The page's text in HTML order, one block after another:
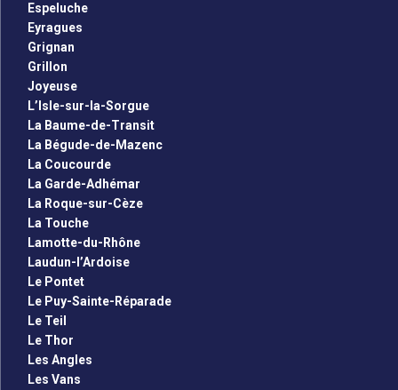
Espeluche
Eyragues
Grignan
Grillon
Joyeuse
L’Isle-sur-la-Sorgue
La Baume-de-Transit
La Bégude-de-Mazenc
La Coucourde
La Garde-Adhémar
La Roque-sur-Cèze
La Touche
Lamotte-du-Rhône
Laudun-l’Ardoise
Le Pontet
Le Puy-Sainte-Réparade
Le Teil
Le Thor
Les Angles
Les Vans